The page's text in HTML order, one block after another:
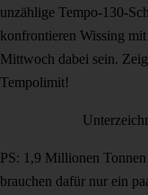
unzählige Tempo-130-
konfrontieren Wissing
Mittwoch dabei sein.
Tempolimit!
PS: 1,9 Millionen
brauchen dafür nur ein